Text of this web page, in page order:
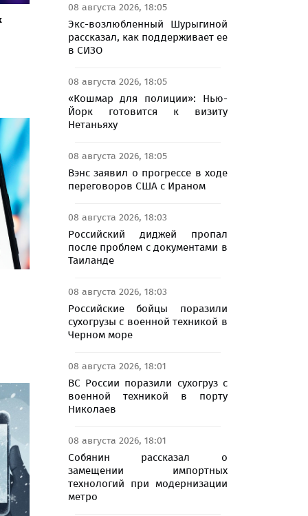
08 августа 2026, 18:05
Экс-возлюбленный Шурыгиной
рассказал, как поддерживает ее
в СИЗО
08 августа 2026, 18:05
«Кошмар для полиции»: Нью-
Йорк готовится к визиту
Нетаньяху
08 августа 2026, 18:05
Вэнс заявил о прогрессе в ходе
переговоров США с Ираном
08 августа 2026, 18:03
Российский диджей пропал
после проблем с документами в
Таиланде
08 августа 2026, 18:03
Российские бойцы поразили
сухогрузы с военной техникой в
Черном море
08 августа 2026, 18:01
ВС России поразили сухогруз с
военной техникой в порту
Николаев
08 августа 2026, 18:01
Собянин рассказал о
замещении импортных
технологий при модернизации
метро